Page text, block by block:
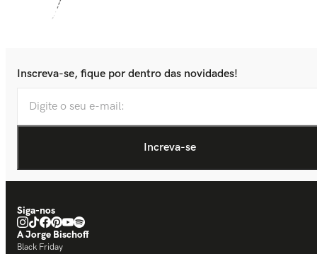
Inscreva-se, fique por dentro das novidades!
Siga-nos
A Jorge Bischoff
Black Friday